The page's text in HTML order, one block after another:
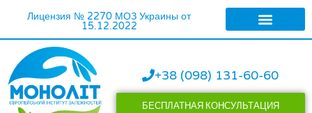
Лицензия № 2270 МОЗ Украины от
15.12.2022
+38 (098) 131-60-60
БЕСПЛАТНАЯ КОНСУЛЬТАЦИЯ